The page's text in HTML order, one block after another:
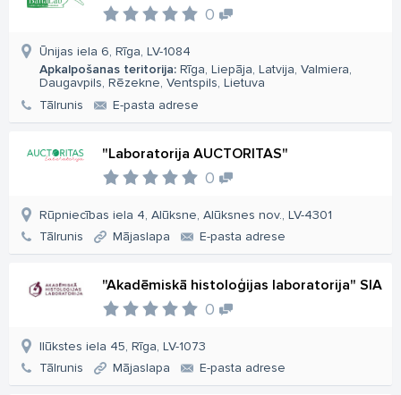
0
Ūnijas iela 6, Rīga, LV-1084
Apkalpošanas teritorija: Rīga, Liepāja, Latvija, Valmiera,
Daugavpils, Rēzekne, Ventspils, Lietuva
Tālrunis
E-pasta adrese
"Laboratorija AUCTORITAS"
0
Rūpniecības iela 4, Alūksne, Alūksnes nov., LV-4301
Tālrunis
Mājaslapa E-pasta adrese
"Akadēmiskā histoloģijas laboratorija" SIA
0
Ilūkstes iela 45, Rīga, LV-1073
Tālrunis
Mājaslapa E-pasta adrese